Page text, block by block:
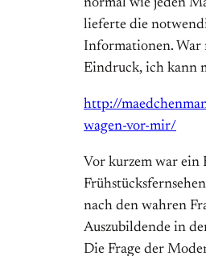
normal wie jeden
lieferte die
Informationen. War
Eindruck, ich kann
http://
wagen-vor-mir/
Vor kurzem war ein
nach den wahren
Auszubildende in
Die Frage der